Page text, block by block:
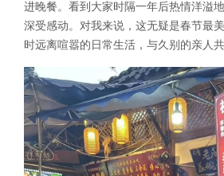
进晚餐。看到大家时隔一年后热情洋溢
深受感动。对我来说，这无疑是春节
时远离喧嚣的日常生活，与久别的亲人共